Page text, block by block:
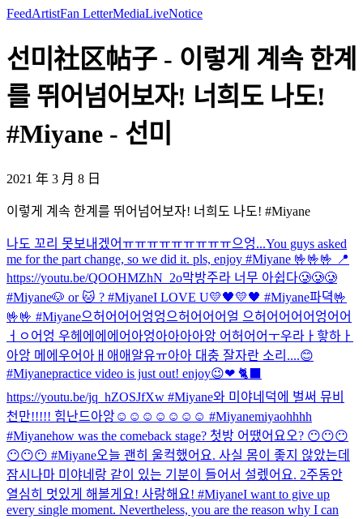
FeedArtistFan LetterMediaLiveNotice
선미社区帖子 - 이렇게 계속 한계
를 뛰어넘어보자! 너희도 나도!
#Miyane - 선미
2021 年 3 月 8 日
이렇게 계속 한계를 뛰어넘어보자! 너희도 나도! #Miyane
나도 꼬리 못보내겠어ㅠㅠㅠㅠㅠㅠㅠㅠㅠ으엉...You guys asked
me for the part change, so we did it. pls, enjoy #Miyane 🤟🤟🤟 📍
https://youtu.be/QOOHMZhN_2o막방주라 너무 아쉽다🥲🥲🥲
#Miyane🐶 or 🐱 ? #MiyaneI LOVE U💛🖤💛🖤 #Miyane파뎍🤟
🤟🤟 #Miyane으허어어어엉엉으허어어어얼 으허어어어어엉어어
ㅓㅇ어엉 우헤에에에어아엉아아아아앙 어허어어ㅜ우라ㅏ핳하ㅏ
아앙 메에우어아ㅐ애애알유ㅠ아아 대충 잘자란 소리....😊
#Miyanepractice video is just out! enjoy😉❤ 🐈‍⬛
https://youtu.be/jq_hZOSJfXw #Miyane와 미야네덕에 벌써 뮤비
천만!!!!! 힘난드아앙☺☺☺☺☺☺☺ #Miyanemiyaohhhh
#Miyanehow was the comeback stage? 첫방 어땠어요오? 😶😶😶
😶😶😶 #Miyane오늘 괜히 울컥했어요. 사실 몸이 좋지 않았는데
잠시나마 미야네랑 같이 있는 기분이 들어서 설렜어요. 2주동안
열심히 멋있게 해볼게요! 사랑해요! #MiyaneI want to give up
every single moment. Nevertheless, you are the reason why I can